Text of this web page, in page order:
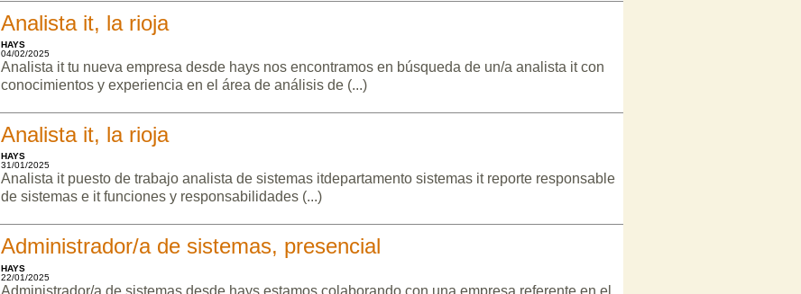
Analista it, la rioja
HAYS
04/02/2025
Analista it tu nueva empresa desde hays nos encontramos en búsqueda de un/a analista it con
conocimientos y experiencia en el área de análisis de (...)
Analista it, la rioja
HAYS
31/01/2025
Analista it puesto de trabajo analista de sistemas itdepartamento sistemas it reporte responsable
de sistemas e it funciones y responsabilidades (...)
Administrador/a de sistemas, presencial
HAYS
22/01/2025
Administrador/a de sistemas desde hays estamos colaborando con una empresa referente en el